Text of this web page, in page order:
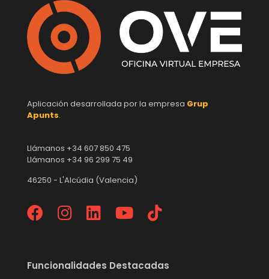
Aplicación desarrollada por la empresa Grup
Apunts.
Llámanos +34 607 850 475
Llámanos +34 96 299 75 49
46250 - L'Alcúdia (Valencia)
Funcionalidades Destacadas